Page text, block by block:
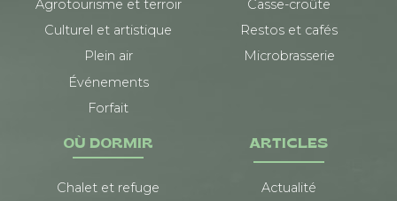
Agrotourisme et terroir
Culturel et artistique
Plein air
Événements
Forfait
Casse-croûte
Restos et cafés
Microbrasserie
OÙ DORMIR
Chalet et refuge
ARTICLES
Actualité